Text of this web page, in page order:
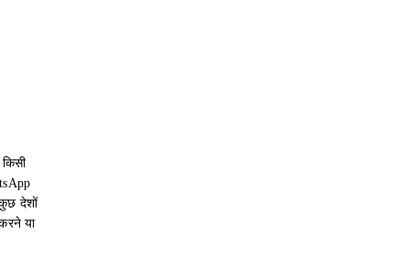
देशों
या